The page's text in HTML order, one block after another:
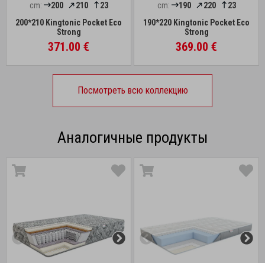
cm: 200 210
23
200*210 Kingtonic Pocket Eco
Strong
371.00 €
cm: 190 220
23
190*220 Kingtonic Pocket Eco
Strong
369.00 €
Посмотреть всю коллекцию
Аналогичные продукты